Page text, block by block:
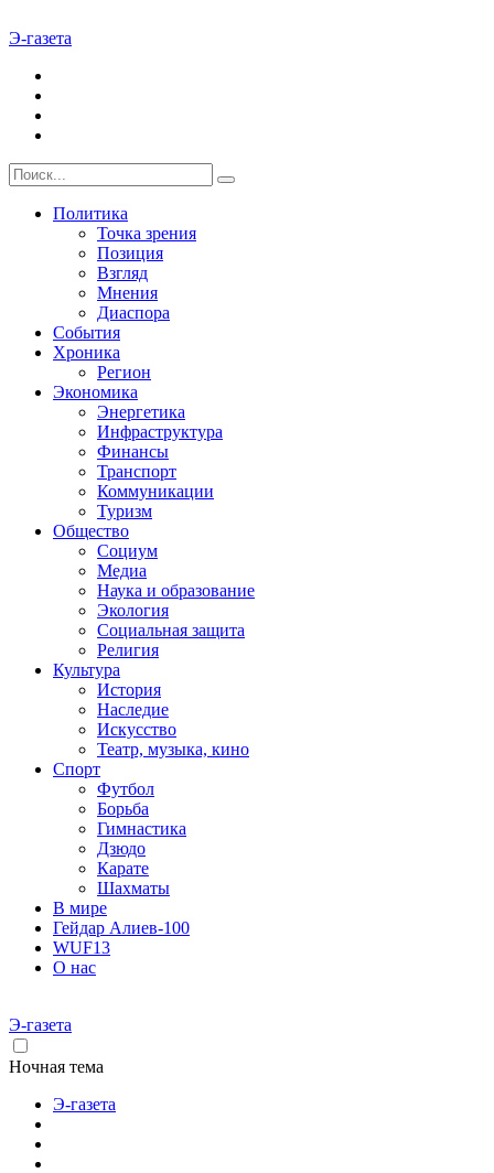
Э-газета
Политика
Точка зрения
Позиция
Взгляд
Мнения
Диаспора
События
Хроника
Регион
Экономика
Энергетика
Инфраструктура
Финансы
Транспорт
Коммуникации
Туризм
Общество
Социум
Медиа
Наука и образование
Экология
Социальная защита
Религия
Культура
История
Наследие
Искусство
Театр, музыка, кино
Спорт
Футбол
Борьба
Гимнастика
Дзюдо
Карате
Шахматы
В мире
Гейдар Алиев-100
WUF13
О нас
Э-газета
Ночная тема
Э-газета